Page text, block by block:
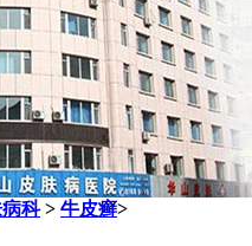
科> 牛皮癣>